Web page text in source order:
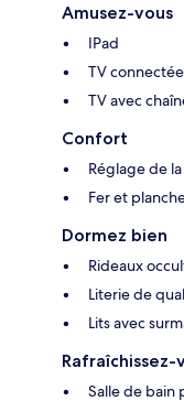
Amusez-vous
IPad
TV
TV avec
Confort
Réglage de
Fer et
Dormez bien
Rideaux
Literie de
Lits avec
Rafraîchissez-
Salle de bain